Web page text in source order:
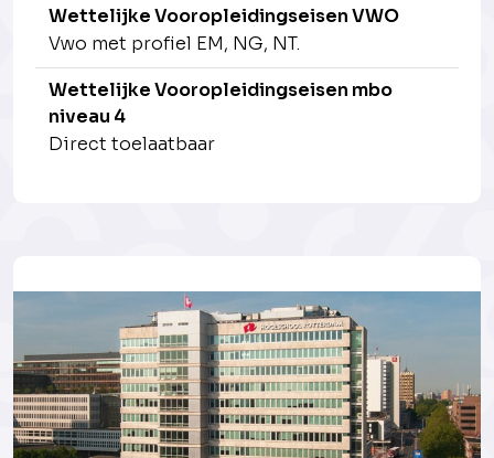
Wettelijke Vooropleidingseisen VWO
Vwo met profiel EM, NG, NT.
Wettelijke Vooropleidingseisen mbo
niveau 4
Direct toelaatbaar